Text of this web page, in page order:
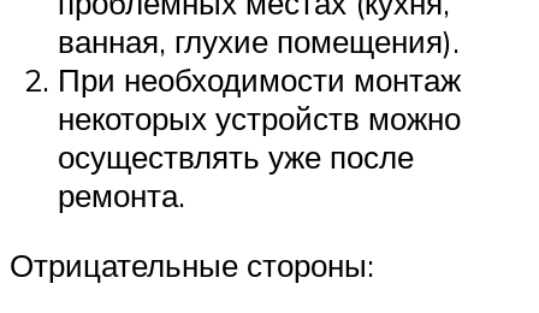
ванная, глухие помещения).
При необходимости монтаж
некоторых устройств можно
осуществлять уже после
ремонта.
Отрицательные стороны: